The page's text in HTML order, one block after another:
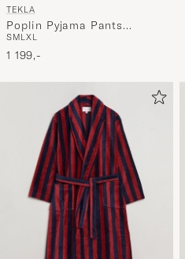
TEKLA
Poplin Pyjama Pants
Hopper Stripes
SMLXL
1 199,-